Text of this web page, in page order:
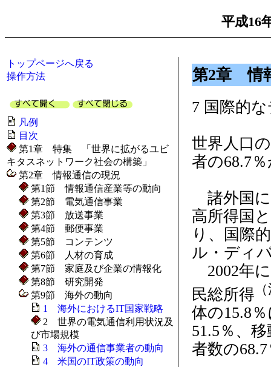
平成16
トップページへ戻る
操作方法
凡例
目次
第1章 特集 「世界に拡がるユビ
キタスネットワーク社会の構築」
第2章 情報通信の現況
第1節 情報通信産業等の動向
第2節 電気通信事業
第3節 放送事業
第4節 郵便事業
第5節 コンテンツ
第6節 人材の育成
第7節 家庭及び企業の情報化
第8節 研究開発
第9節 海外の動向
1 海外におけるIT国家戦略
2 世界の電気通信利用状況及
び市場規模
3 海外の通信事業者の動向
4 米国のIT政策の動向
第2章 情
7 国際的
世界人口
者の68.7
諸外国に
高所得国
り、国際
ル・ディ
2002年
民総所得
体の15.8
51.5％、
者数の